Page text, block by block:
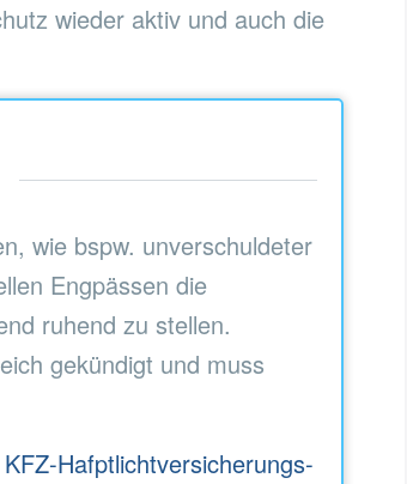
wieder aktiv und auch die
wie bspw. unverschuldeter
Engpässen die
ruhend zu stellen.
gekündigt und muss
KFZ-Hafptlichtversicherungs-